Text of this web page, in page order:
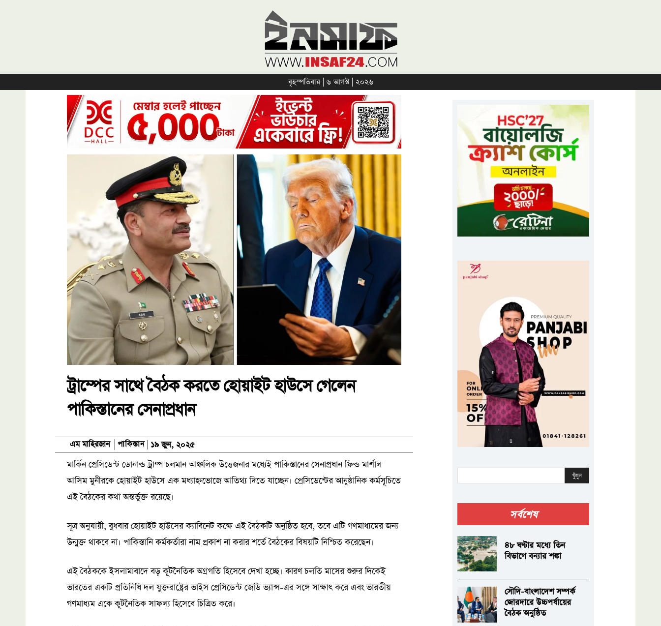
বৃহস্পতিবার | ৬ আগস্ট | ২০২৬
ট্রাম্পের সাথে বৈঠক করতে হোয়াইট হাউসে গেলেন
পাকিস্তানের সেনাপ্রধান
এম মাহিরজান পাকিস্তান ১৯ জুন, ২০২৫
মার্কিন প্রেসিডেন্ট ডোনাল্ড ট্রাম্প চলমান আঞ্চলিক উত্তেজনার মধ্যেই পাকিস্তানের সেনাপ্রধান ফিল্ড মার্শাল
আসিম মুনীরকে হোয়াইট হাউসে এক মধ্যাহ্নভোজে আতিথ্য দিতে যাচ্ছেন। প্রেসিডেন্টের আনুষ্ঠানিক কর্মসূচিতে
এই বৈঠকের কথা অন্তর্ভুক্ত রয়েছে।
সূত্র অনুযায়ী, বুধবার হোয়াইট হাউসের ক্যাবিনেট কক্ষে এই বৈঠকটি অনুষ্ঠিত হবে, তবে এটি গণমাধ্যমের জন্য
উন্মুক্ত থাকবে না। পাকিস্তানি কর্মকর্তারা নাম প্রকাশ না করার শর্তে বৈঠকের বিষয়টি নিশ্চিত করেছেন।
এই বৈঠককে ইসলামাবাদে বড় কূটনৈতিক অগ্রগতি হিসেবে দেখা হচ্ছে। কারণ চলতি মাসের শুরুর দিকেই
ভারতের একটি প্রতিনিধি দল যুক্তরাষ্ট্রের ভাইস প্রেসিডেন্ট জেডি ভ্যান্স-এর সঙ্গে সাক্ষাৎ করে এবং ভারতীয়
গণমাধ্যম একে কূটনৈতিক সাফল্য হিসেবে চিত্রিত করে।
খুঁজুন
সর্বশেষ
৪৮ ঘণ্টার মধ্যে তিন
বিভাগে বন্যার শঙ্কা
সৌদি-বাংলাদেশ সম্পর্ক
জোরদারে উচ্চপর্যায়ের
বৈঠক অনুষ্ঠিত